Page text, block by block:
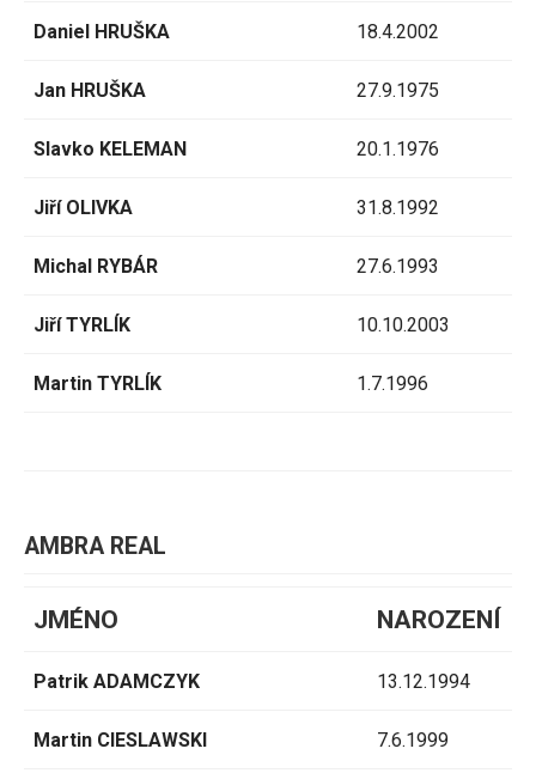
Daniel HRUŠKA 18.4.2002
Jan HRUŠKA 27.9.1975
Slavko KELEMAN 20.1.1976
Jiří OLIVKA 31.8.1992
Michal RYBÁR 27.6.1993
Jiří TYRLÍK 10.10.2003
Martin TYRLÍK 1.7.1996
AMBRA REAL
JMÉNO NAROZENÍ
Patrik ADAMCZYK 13.12.1994
Martin CIESLAWSKI 7.6.1999